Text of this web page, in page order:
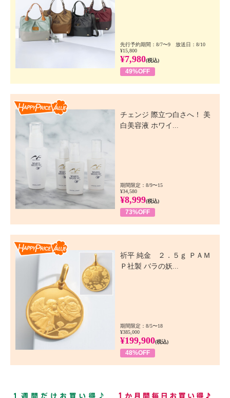
先行予約期間：8/7〜9 放送日：8/10
¥15,800
¥7,980(税込)
49%OFF
チェンジ 際立つ白さへ！ 美
白美容液 ホワイ...
期間限定：8/9〜15
¥34,580
¥8,999(税込)
73%OFF
祈平 純金 ２．５ｇ ＰＡＭ
Ｐ社製 バラの妖...
期間限定：8/5〜18
¥385,000
¥199,900(税込)
48%OFF